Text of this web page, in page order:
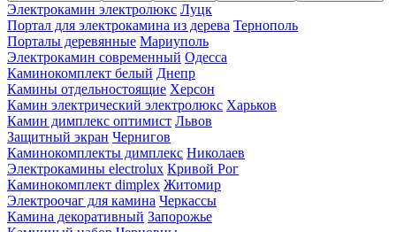
Электрокамин электролюкс Луцк
Портал для электрокамина из дерева Тернополь
Порталы деревянные Мариуполь
Электрокамин современный Одесса
Каминокомплект белый Днепр
Камины отдельностоящие Херсон
Камин электрический электролюкс Харьков
Камин димплекс оптимист Львов
Защитный экран Чернигов
Каминокомплекты димплекс Николаев
Электрокамины electrolux Кривой Рог
Каминокомплект dimplex Житомир
Электроочаг для камина Черкассы
Камина декоративный Запорожье